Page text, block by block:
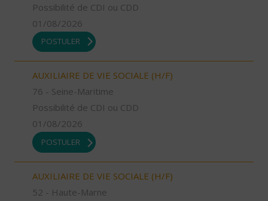
Possibilité de CDI ou CDD
01/08/2026
POSTULER
AUXILIAIRE DE VIE SOCIALE (H/F)
76 - Seine-Maritime
Possibilité de CDI ou CDD
01/08/2026
POSTULER
AUXILIAIRE DE VIE SOCIALE (H/F)
52 - Haute-Marne